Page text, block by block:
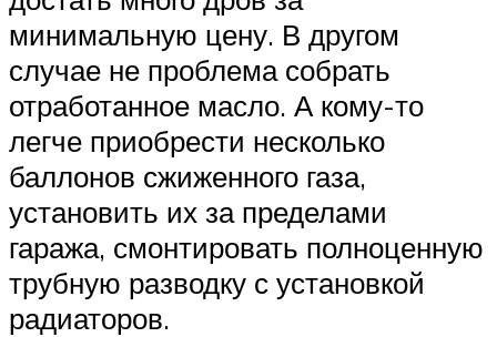
минимальную цену. В другом
случае не проблема собрать
отработанное масло. А кому-то
легче приобрести несколько
баллонов сжиженного газа,
установить их за пределами
гаража, смонтировать полноценную
трубную разводку с установкой
радиаторов.